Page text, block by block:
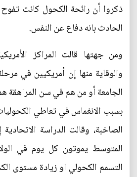
ذكروا أن رائحة الكحول كانت
الحادث بانه دفاع عن النفس.
ومن جهتها قالت المراكز
والوقاية منها إن أمريكيين في
الجامعة أو من هم في سن المراهقة
بسبب الانغماس في تعاطي
الصاخبة، وقالت الدراسة
المتوسط يموتون كل يوم في
التسمم الكحولي او زيادة مستوى